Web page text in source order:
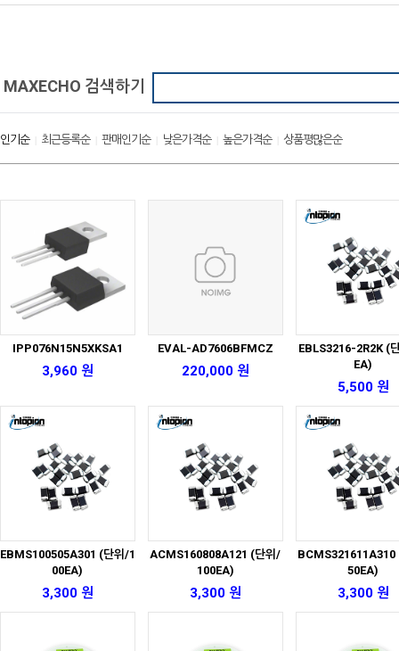
MAXECHO 검색하기
인기순| 최근등록순| 판매인기순| 낮은가격순| 높은가격순| 상품평많은순
IPP076N15N5XKSA1
3,960 원
EVAL-AD7606BFMCZ
220,000 원
EBLS3216-2R2K (
EA)
5,500 원
EBMS100505A301 (단위/1
00EA)
3,300 원
ACMS160808A121 (단위/
100EA)
3,300 원
BCMS321611A310
50EA)
3,300 원